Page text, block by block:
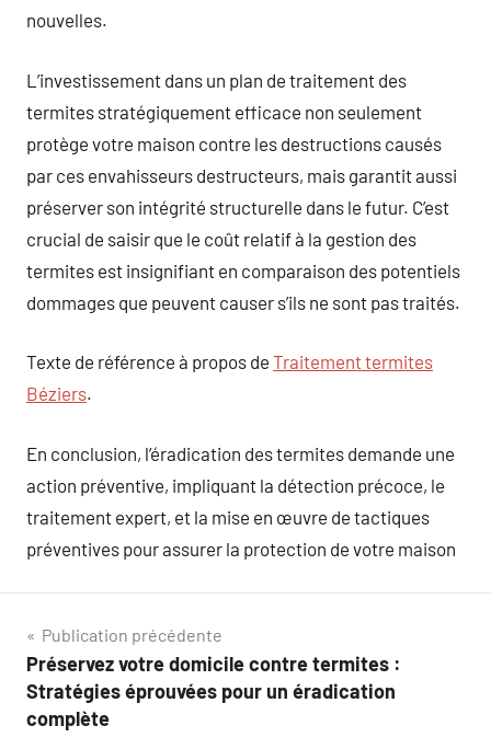
nouvelles.
L’investissement dans un plan de traitement des
termites stratégiquement efficace non seulement
protège votre maison contre les destructions causés
par ces envahisseurs destructeurs, mais garantit aussi
préserver son intégrité structurelle dans le futur. C’est
crucial de saisir que le coût relatif à la gestion des
termites est insignifiant en comparaison des potentiels
dommages que peuvent causer s’ils ne sont pas traités.
Texte de référence à propos de Traitement termites
Béziers.
En conclusion, l’éradication des termites demande une
action préventive, impliquant la détection précoce, le
traitement expert, et la mise en œuvre de tactiques
préventives pour assurer la protection de votre maison
Navigation
de
l’article
Publication précédente
Préservez votre domicile contre termites :
Stratégies éprouvées pour un éradication
complète